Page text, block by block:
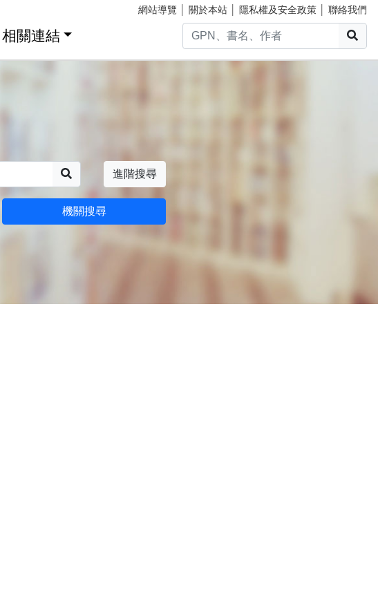
網站導覽 關於本站 隱私權及安全政策 聯絡我們
相關連結
進階搜尋
機關搜尋